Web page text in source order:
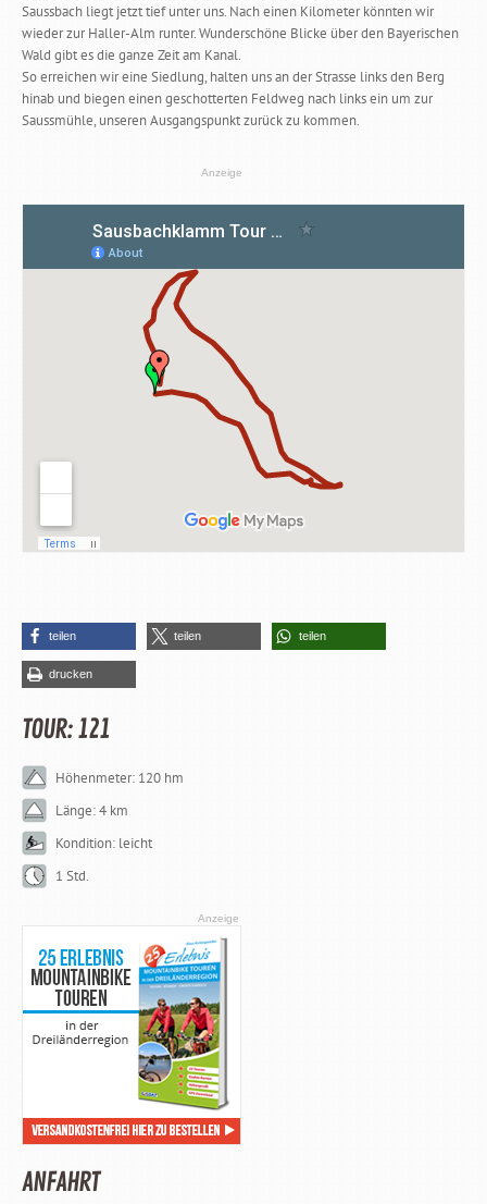
Saussbach liegt jetzt tief unter uns. Nach einen Kilometer könnten wir
wieder zur Haller-Alm runter. Wunderschöne Blicke über den Bayerischen
Wald gibt es die ganze Zeit am Kanal.
So erreichen wir eine Siedlung, halten uns an der Strasse links den Berg
hinab und biegen einen geschotterten Feldweg nach links ein um zur
Saussmühle, unseren Ausgangspunkt zurück zu kommen.
Anzeige
teilen teilen teilen
drucken
TOUR: 121
Höhenmeter: 120 hm
Länge: 4 km
Kondition: leicht
1 Std.
Anzeige
ANFAHRT